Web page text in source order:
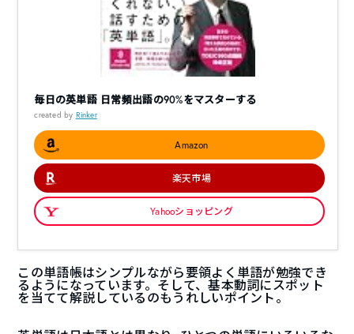
毎日の英単語 日常頻出語の90%をマスターする
created by Rinker
Amazon
楽天市場
Yahooショッピング
この単語帳はシンプルながら要領よく単語が勉強でき
るようになっています。そして、基本動詞にスポット
を当てて解説しているのもうれしいポイント。